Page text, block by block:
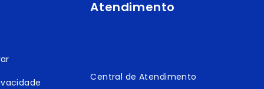
Atendimento
Central de Atendimento